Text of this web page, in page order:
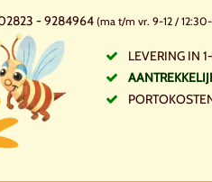
- 9284964(ma t/m vr. 9-12 / 12:30-
LEVERING IN